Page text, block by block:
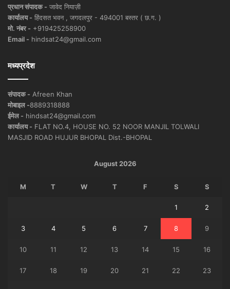
प्रधान संपादक - जावेद नियाज़ी
कार्यालय - हिंदसत भवन , जगदलपुर - 494001 बस्तर ( छ.ग. )
मो. नंबर - +919425258900
Email - hindsat24@gmail.com
मध्यप्रदेश
संपादक - Afreen Khan
मोबाइल -8889318888
ईमेल - hindsat24@gmail.com
कार्यालय - FLAT NO.4, HOUSE NO. 52 NOOR MANJIL TOLWALI
MASJID ROAD HUJUR BHOPAL Dist.-BHOPAL
August 2026
M T W T F S S
1 2
3 4 5 6 7 8 9
10 11 12 13 14 15 16
17 18 19 20 21 22 23